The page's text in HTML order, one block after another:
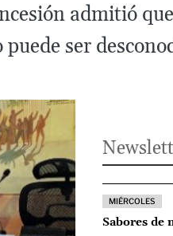
admitió
ser
MIÉRCOLES
Sabores de